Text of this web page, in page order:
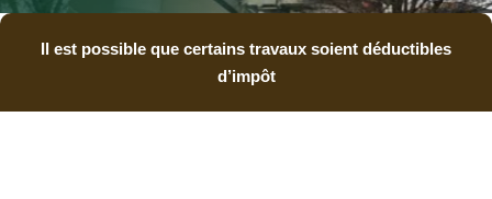
Il est possible que certains travaux soient déductibles
d’impôt